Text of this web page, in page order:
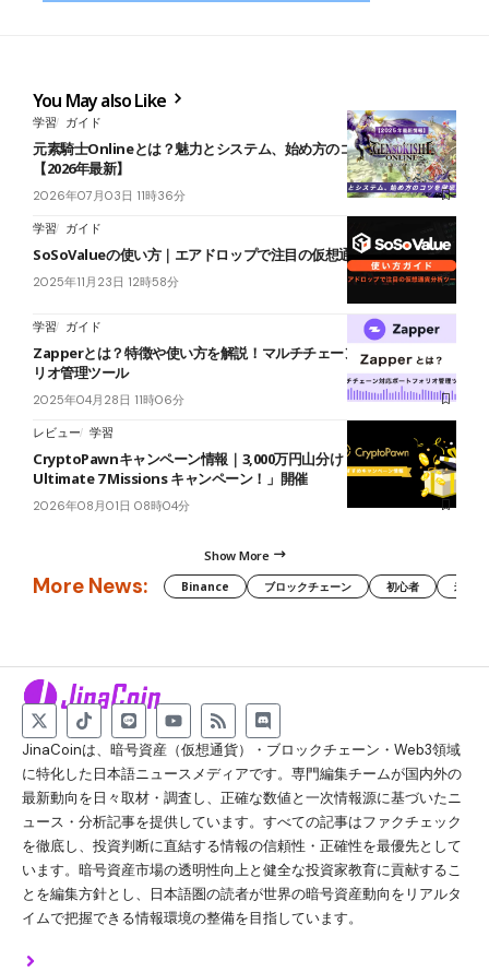
You May also Like
学習 ガイド
元素騎士Onlineとは？魅力とシステム、始め方のコツを徹底解説！
【2026年最新】
2026年07月03日 11時36分
学習 ガイド
SoSoValueの使い方｜エアドロップで注目の仮想通貨分析ツール
2025年11月23日 12時58分
学習 ガイド
Zapperとは？特徴や使い方を解説！マルチチェーン対応ポートフォ
リオ管理ツール
2025年04月28日 11時06分
レビュー 学習
CryptoPawnキャンペーン情報｜3,000万円山分け「CryptoPawn
Ultimate 7 Missions キャンペーン！」開催
2026年08月01日 08時04分
Show More
More News: Binance ブロックチェーン 初心者 米国
JinaCoinは、暗号資産（仮想通貨）・ブロックチェーン・Web3領域
に特化した日本語ニュースメディアです。専門編集チームが国内外の
最新動向を日々取材・調査し、正確な数値と一次情報源に基づいたニ
ュース・分析記事を提供しています。すべての記事はファクチェック
を徹底し、投資判断に直結する情報の信頼性・正確性を最優先として
います。暗号資産市場の透明性向上と健全な投資家教育に貢献するこ
とを編集方針とし、日本語圏の読者が世界の暗号資産動向をリアルタ
イムで把握できる情報環境の整備を目指しています。